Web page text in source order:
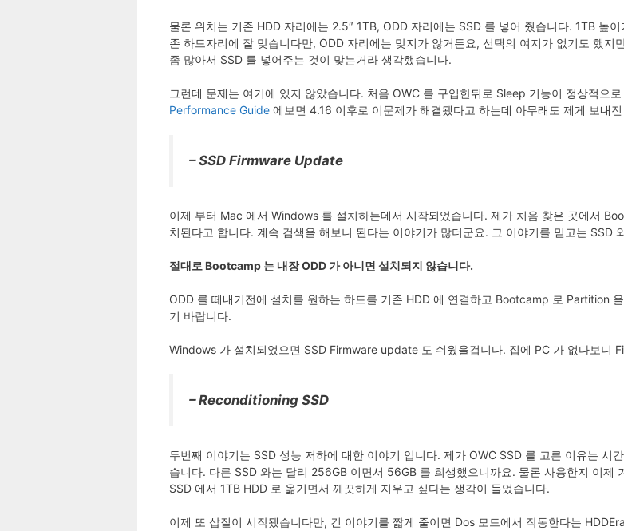
물론 위치는 기존 HDD 자리에는 2.5″ 1TB, ODD 자리에는 SSD 를 넣어 줬습니다. 1TB 높
존 하드자리에 잘 맞습니다만, ODD 자리에는 맞지가 않거든요, 선택의 여지가 없기도 했
좀 많아서 SSD 를 넣어주는 것이 맞는거라 생각했습니다.
그런데 문제는 여기에 있지 않았습니다. 처음 OWC 를 구입한뒤로 Sleep 기능이 정상적으
Performance Guide 에보면 4.16 이후로 이문제가 해결됐다고 하는데 아무래도 제게 보내
– SSD Firmware Update
이제 부터 Mac 에서 Windows 를 설치하는데서 시작되었습니다. 제가 처음 찾은 곳에서
치된다고 합니다. 계속 검색을 해보니 된다는 이야기가 많더군요. 그 이야기를 믿고는 SSD
절대로 Bootcamp 는 내장 ODD 가 아니면 설치되지 않습니다.
ODD 를 떼내기전에 설치를 원하는 하드를 기존 HDD 에 연결하고 Bootcamp 로 Partition
기 바랍니다.
Windows 가 설치되었으면 SSD Firmware update 도 쉬웠을겁니다. 집에 PC 가 없다보니
– Reconditioning SSD
두번째 이야기는 SSD 성능 저하에 대한 이야기 입니다. 제가 OWC SSD 를 고른 이유는 시
습니다. 다른 SSD 와는 달리 256GB 이면서 56GB 를 희생했으니까요. 물론 사용한지 이
SSD 에서 1TB HDD 로 옮기면서 깨끗하게 지우고 싶다는 생각이 들었습니다.
이제 또 삽질이 시작됐습니다만, 긴 이야기를 짧게 줄이면 Dos 모드에서 작동한다는